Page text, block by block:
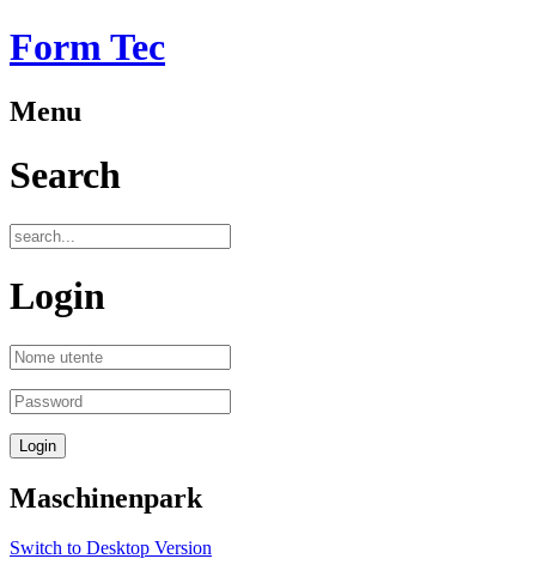
Form Tec
Menu
Search
Login
Maschinenpark
Switch to Desktop Version